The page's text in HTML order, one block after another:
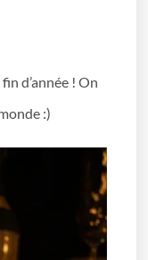
d’année ! On
:)